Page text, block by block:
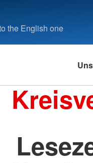
the English one